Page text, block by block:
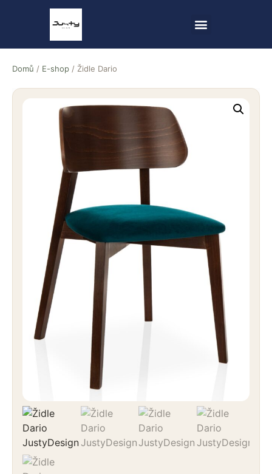
Domů / E-shop / Židle Dario